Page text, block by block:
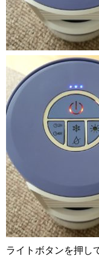
ライトボタンを押し